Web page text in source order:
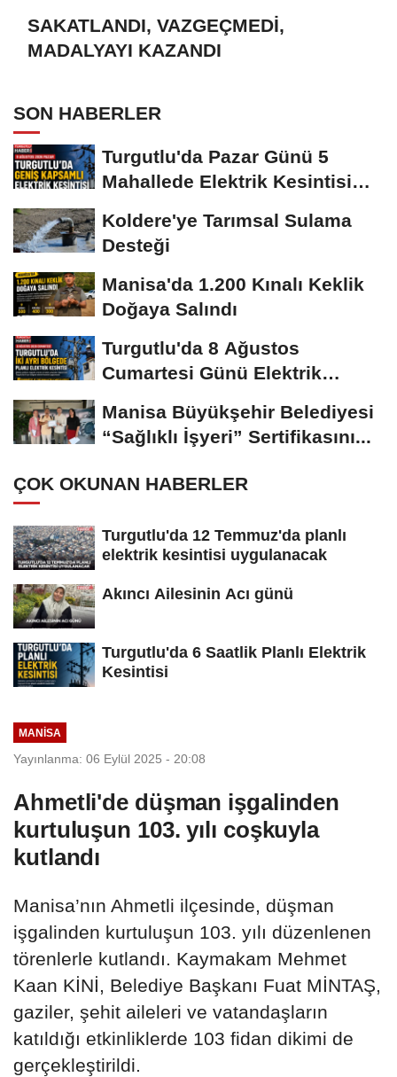
SAKATLANDI, VAZGEÇMEDİ,
MADALYAYI KAZANDI
SON HABERLER
Turgutlu'da Pazar Günü 5
Mahallede Elektrik Kesintisi
Koldere'ye Tarımsal Sulama
Desteği
Manisa'da 1.200 Kınalı Keklik
Doğaya Salındı
Turgutlu'da 8 Ağustos
Cumartesi Günü Elektrik
Manisa Büyükşehir Belediyesi
“Sağlıklı İşyeri” Sertifikasını...
ÇOK OKUNAN HABERLER
Turgutlu'da 12 Temmuz'da planlı
elektrik kesintisi uygulanacak
Akıncı Ailesinin Acı günü
Turgutlu'da 6 Saatlik Planlı Elektrik
Kesintisi
MANİSA
Yayınlanma: 06 Eylül 2025 - 20:08
Ahmetli'de düşman işgalinden
kurtuluşun 103. yılı coşkuyla
kutlandı
Manisa’nın Ahmetli ilçesinde, düşman
işgalinden kurtuluşun 103. yılı düzenlenen
törenlerle kutlandı. Kaymakam Mehmet
Kaan KİNİ, Belediye Başkanı Fuat MİNTAŞ,
gaziler, şehit aileleri ve vatandaşların
katıldığı etkinliklerde 103 fidan dikimi de
gerçekleştirildi.